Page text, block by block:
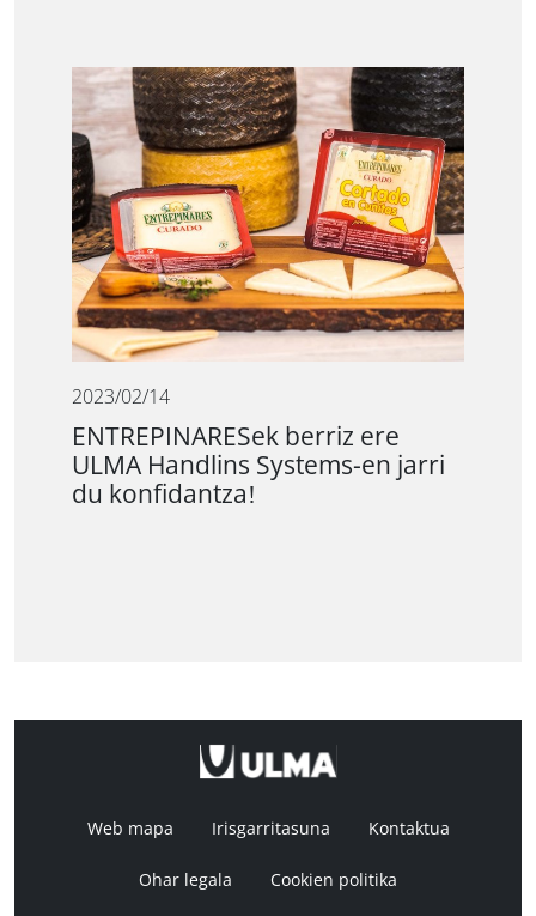
2023/02/14
ENTREPINARESek berriz ere
ULMA Handlins Systems-en jarri
du konfidantza!
Web mapa Irisgarritasuna Kontaktua
Ohar legala Cookien politika